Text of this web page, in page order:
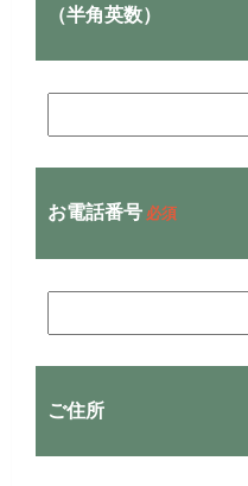
（半角英数）
お電話番号 必須
ご住所